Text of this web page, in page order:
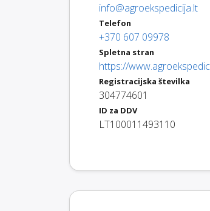
info@agroekspedicija.lt
Telefon
+370 607 09978
Spletna stran
https://
Registracijska številka
304774601
ID za DDV
LT100011493110